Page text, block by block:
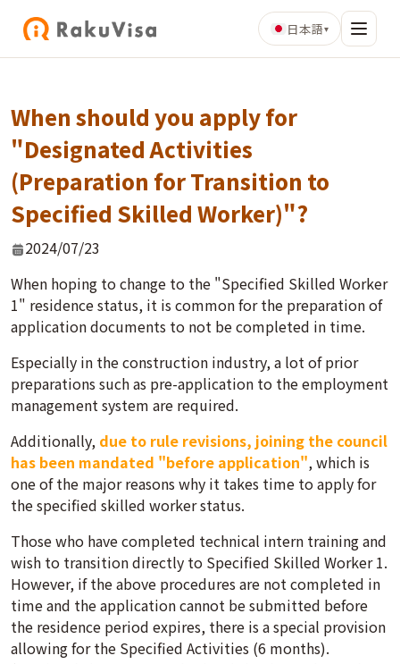
日本語▾
When should you apply for
"Designated Activities
(Preparation for Transition to
Specified Skilled Worker)"?
2024/07/23
When hoping to change to the "Specified Skilled Worker
1" residence status, it is common for the preparation of
application documents to not be completed in time.
Especially in the construction industry, a lot of prior
preparations such as pre-application to the employment
management system are required.
Additionally, due to rule revisions, joining the council
has been mandated "before application", which is
one of the major reasons why it takes time to apply for
the specified skilled worker status.
Those who have completed technical intern training and
wish to transition directly to Specified Skilled Worker 1.
However, if the above procedures are not completed in
time and the application cannot be submitted before
the residence period expires, there is a special provision
allowing for the Specified Activities (6 months).